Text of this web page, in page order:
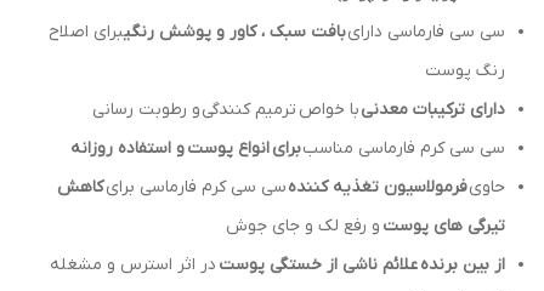
سی سی فارماسی دارایبافت سبک ، کاور و پوشش رنگیبرای اصلاح
رنگ پوست
دارای ترکیبات معدنیبا خواص ترمیم کنندگیو رطوبت رسانی
سی سی کرم فارماسی مناسببرای انواع پوست و استفاده روزانه
حاویفرمولاسیون تغذیه کنندهسی سی کرم فارماسی برایکاهش
تیرگی های پوست و رفع لک و جای جوش
از بین برنده علائم ناشی از خستگی پوست در اثر استرس و مشغله